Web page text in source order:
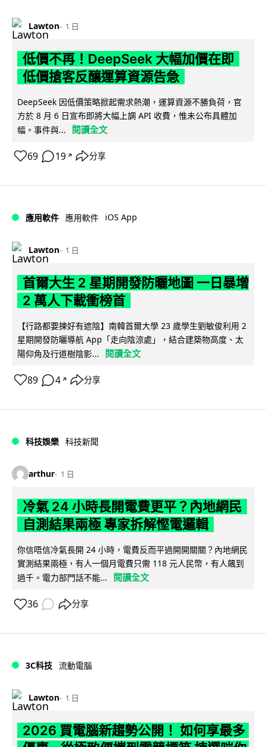
Lawton 1 日
低價不再！DeepSeek 大幅加價在即
低價搶客反釀運算資源告急
DeepSeek 因低價策略掀起需求熱潮，運算資源不勝負荷，官
方於 8 月 6 日宣布即將大幅上調 API 收費，惟未公布具體加
幅。事件與...
閱讀全文
69 19 ↗ 分享
應用軟件 應用軟件 iOS App
Lawton 1 日
首爾大生 2 星期開發防曬地圖 一日暴增
2 萬人下載衝榜首
【行路都要揀好有遮陰】南韓首爾大學 23 歲學生劉敏俊利用 2
星期開發防曬導航 App「走向陰涼處」，結合建築物高度、太
陽仰角及行道樹陰影...
閱讀全文
89 4 ↗ 分享
科技娛樂 科技新聞
arthur 1 日
冷氣 24 小時長開電費更平？內地網民
自測結果兩極 專家拆解慳電邏輯
你信唔信冷氣長開 24 小時，電費反而平過開開關關？內地網民
實測結果兩極，有人一個月電費只需 118 元人民幣，有人飆到
過千。電力部門話不能...
閱讀全文
36 分享
3C科技 流動電腦
Lawton 1 日
2026 買電腦新趨勢公開！ 如何享最多